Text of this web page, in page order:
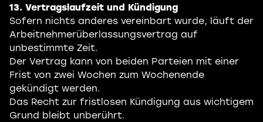
13. Vertragslaufzeit und Kündigung
Sofern nichts anderes vereinbart wurde, läuft der
Arbeitnehmerüberlassungsvertrag auf
unbestimmte Zeit.
Der Vertrag kann von beiden Parteien mit einer
Frist von zwei Wochen zum Wochenende
gekündigt werden.
Das Recht zur fristlosen Kündigung aus wichtigem
Grund bleibt unberührt.